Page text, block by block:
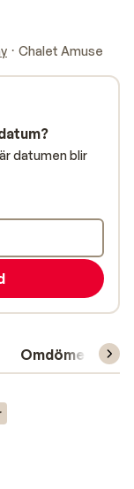
Chalet Amuse
Omdömen
datumen blir